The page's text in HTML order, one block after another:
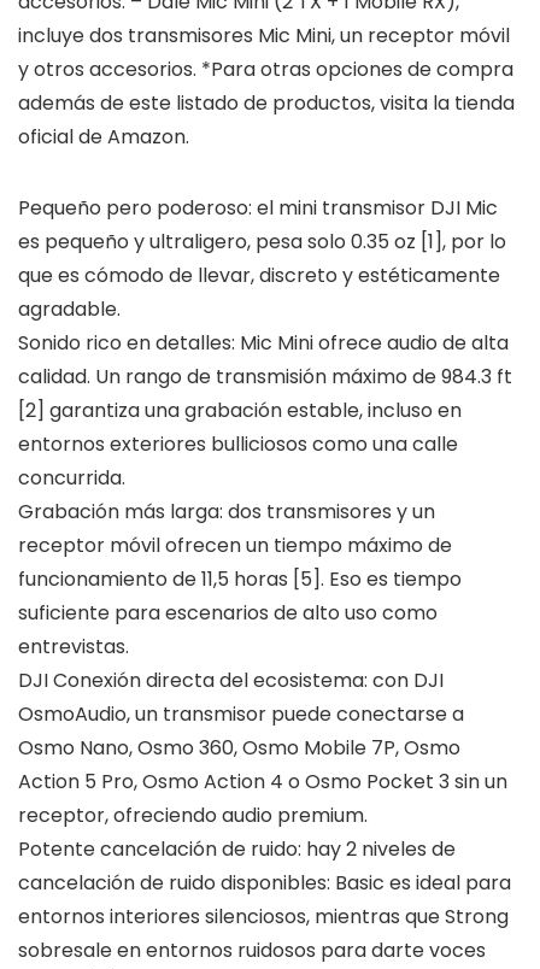
incluye dos transmisores Mic Mini, un receptor móvil
y otros accesorios. *Para otras opciones de compra
además de este listado de productos, visita la tienda
oficial de Amazon.
Pequeño pero poderoso: el mini transmisor DJI Mic
es pequeño y ultraligero, pesa solo 0.35 oz [1], por lo
que es cómodo de llevar, discreto y estéticamente
agradable.
Sonido rico en detalles: Mic Mini ofrece audio de alta
calidad. Un rango de transmisión máximo de 984.3 ft
[2] garantiza una grabación estable, incluso en
entornos exteriores bulliciosos como una calle
concurrida.
Grabación más larga: dos transmisores y un
receptor móvil ofrecen un tiempo máximo de
funcionamiento de 11,5 horas [5]. Eso es tiempo
suficiente para escenarios de alto uso como
entrevistas.
DJI Conexión directa del ecosistema: con DJI
OsmoAudio, un transmisor puede conectarse a
Osmo Nano, Osmo 360, Osmo Mobile 7P, Osmo
Action 5 Pro, Osmo Action 4 o Osmo Pocket 3 sin un
receptor, ofreciendo audio premium.
Potente cancelación de ruido: hay 2 niveles de
cancelación de ruido disponibles: Basic es ideal para
entornos interiores silenciosos, mientras que Strong
sobresale en entornos ruidosos para darte voces